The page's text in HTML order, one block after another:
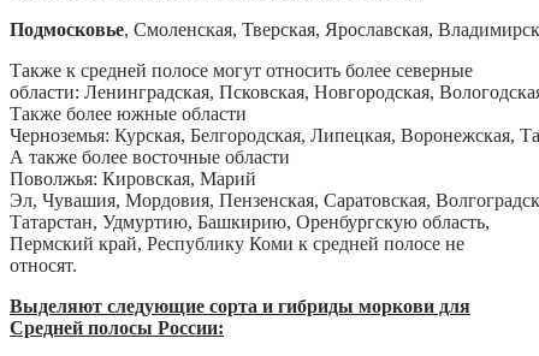
Подмосковье, Смоленская, Тверская, Ярославская,
Также к средней полосе могут относить более северные
области: Ленинградская, Псковская, Новгородская,
Также более южные области
Черноземья: Курская, Белгородская, Липецкая, Воронежская,
А также более восточные области
Поволжья: Кировская, Марий
Эл, Чувашия, Мордовия, Пензенская, Саратовская,
Татарстан, Удмуртию, Башкирию, Оренбургскую область,
Пермский край, Республику Коми к средней полосе не
относят.
Выделяют следующие сорта и гибриды моркови для
Средней полосы России: